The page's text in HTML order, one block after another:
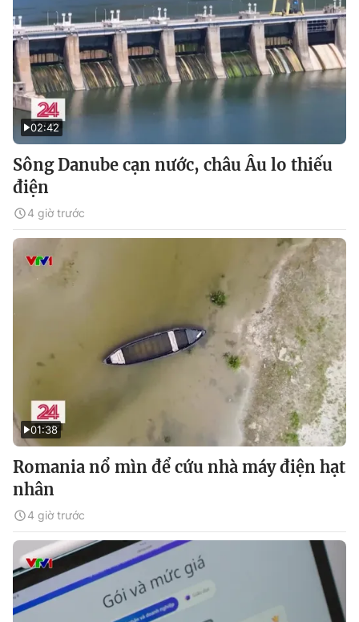
02:42
Sông Danube cạn nước, châu Âu lo thiếu
điện
4 giờ trước
01:38
Romania nổ mìn để cứu nhà máy điện hạt
nhân
4 giờ trước